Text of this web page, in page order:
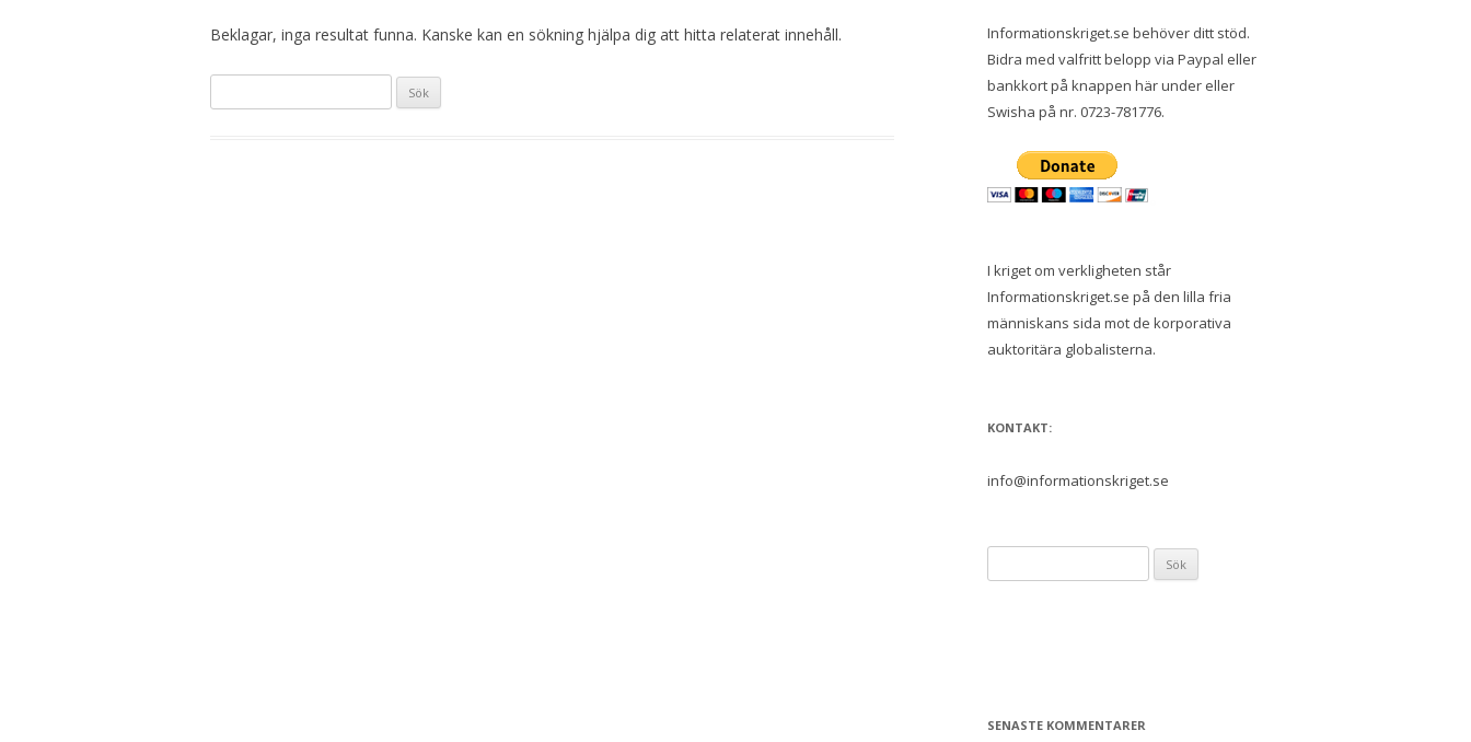
Beklagar, inga resultat funna. Kanske kan en sökning hjälpa dig att hitta relaterat innehåll.
ö
Informationskriget.se behöver ditt stöd.
Bidra med valfritt belopp via Paypal eller
bankkort på knappen här under eller
Swisha på nr. 0723-781776.
I kriget om verkligheten står
Informationskriget.se på den lilla fria
människans sida mot de korporativa
auktoritära globalisterna.
KONTAKT:
info@informationskriget.se
ö
e
SENASTE KOMMENTARER